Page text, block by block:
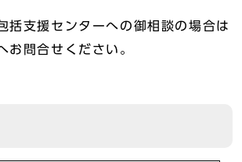
括支援センターへの御相談の場合は
お問合せください。